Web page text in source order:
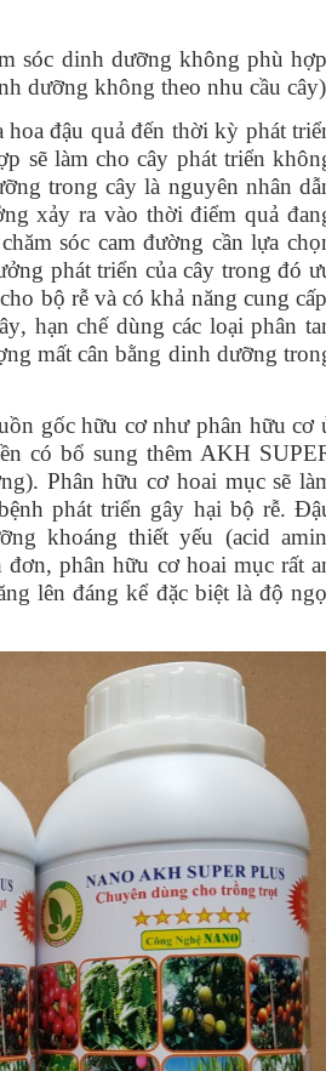
sóc dinh dưỡng không phù
dưỡng không theo nhu cầu
đậu quả đến thời kỳ phát
sẽ làm cho cây phát triển
trong cây là nguyên nhân
xảy ra vào thời điểm quả
sóc cam đường cần lựa
phát triển của cây trong đó
bộ rễ và có khả năng cung
, hạn chế dùng các loại phân
mất cân bằng dinh dưỡng
gốc hữu cơ như phân hữu cơ
có bổ sung thêm AKH
Phân hữu cơ hoai mục sẽ
phát triển gây hại bộ rễ.
khoáng thiết yếu (acid
phân hữu cơ hoai mục rất
lên đáng kể đặc biệt là độ